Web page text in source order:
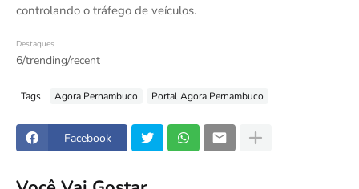
controlando o tráfego de veículos.
Destaques
6/trending/recent
Tags Agora Pernambuco Portal Agora Pernambuco
Facebook